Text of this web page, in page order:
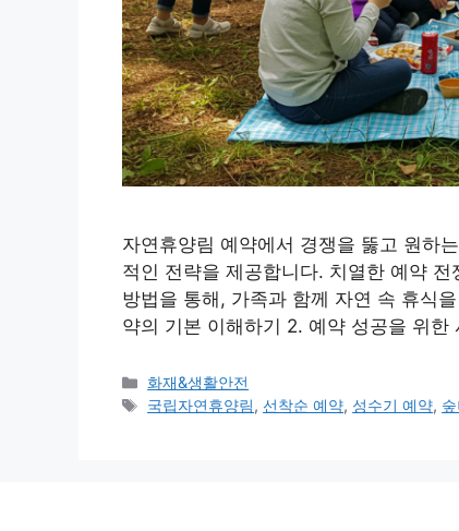
자연휴양림 예약에서 경쟁을 뚫고 원하
적인 전략을 제공합니다. 치열한 예약
방법을 통해, 가족과 함께 자연 속 휴식
약의 기본 이해하기 2. 예약 성공을 위
카
테
화재&생활안전
태
국립자연휴양림,선착순 예약, 성수기 예약,